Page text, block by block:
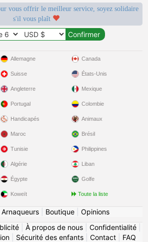
vous offrir le meilleur service, soyez solidaire
s'il vous plaît
Allemagne
Suisse
Angleterre
Portugal
Handicapés
Canada
États-Unis
Mexique
Colombie
Animaux
Maroc
Tunisie
Algérie
Égypte
Koweït
Brésil
Philippines
Liban
Golfe
Toute la liste
Arnaqueurs| Boutique| Opinions
À propos de nous Confidentialité
| Sécurité des enfants| Contact| FAQ